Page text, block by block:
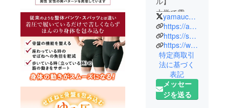
大学で電子
工学を学ん
だのち、建
築設計事務
所に就職す
る。
総合病院の
建築設計を
担当した際
yamauchi_style
https://aks-teletherapy.or.jp/
https://sekichukan.aks-therapy.co.jp/
https://www.youtube.com/channel/UCS2c1gBDV-y26r2tJ3ED5FA
特定商取引
法に基づく
表記
メッセー
ジを送る